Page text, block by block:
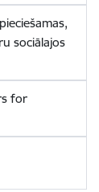
sociālajos
for